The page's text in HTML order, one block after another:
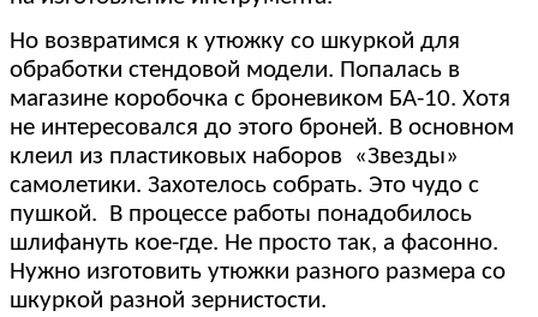
Но возвратимся к утюжку со шкуркой для
обработки стендовой модели. Попалась в
магазине коробочка с броневиком БА-10. Хотя
не интересовался до этого броней. В основном
клеил из пластиковых наборов «Звезды»
самолетики. Захотелось собрать. Это чудо с
пушкой. В процессе работы понадобилось
шлифануть кое-где. Не просто так, а фасонно.
Нужно изготовить утюжки разного размера со
шкуркой разной зернистости.